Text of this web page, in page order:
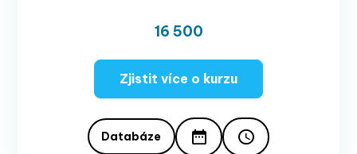
16 500
Zjistit více o kurzu
Databáze